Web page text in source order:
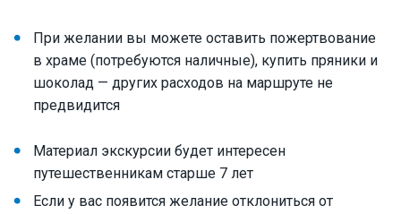
При желании вы можете оставить пожертвование
в храме (потребуются наличные), купить пряники и
шоколад — других расходов на маршруте не
предвидится
Материал экскурсии будет интересен
путешественникам старше 7 лет
Если у вас появится желание отклониться от